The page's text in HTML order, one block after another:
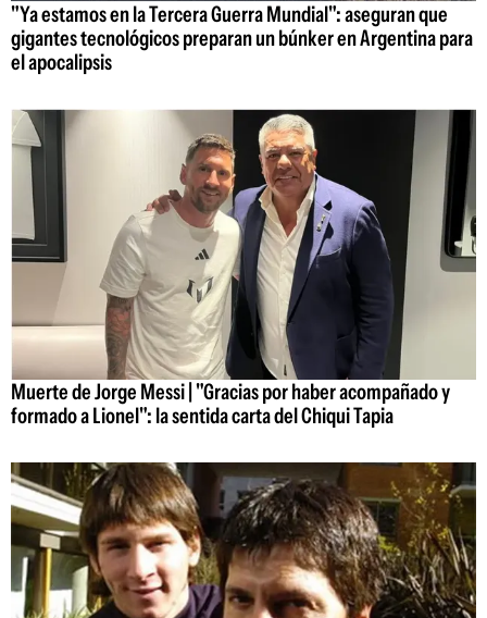
"Ya estamos en la Tercera Guerra Mundial": aseguran que
gigantes tecnológicos preparan un búnker en Argentina para
el apocalipsis
Muerte de Jorge Messi | "Gracias por haber acompañado y
formado a Lionel": la sentida carta del Chiqui Tapia